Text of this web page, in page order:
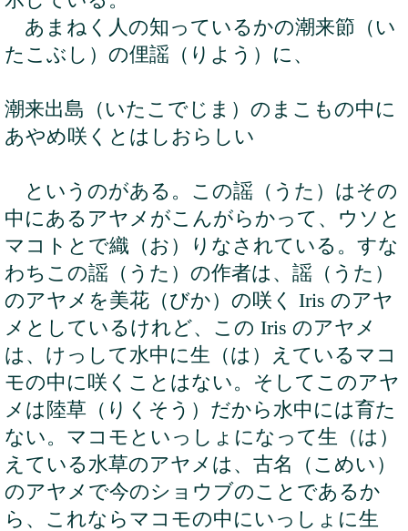
あまねく人の知っているかの潮来節（い
たこぶし）の俚謡（りよう）に、
潮来出島（いたこでじま）のまこもの中に
あやめ咲くとはしおらしい
というのがある。この謡（うた）はその
中にあるアヤメがこんがらかって、ウソと
マコトとで織（お）りなされている。すな
わちこの謡（うた）の作者は、謡（うた）
のアヤメを美花（びか）の咲く Iris のアヤ
メとしているけれど、この Iris のアヤメ
は、けっして水中に生（は）えているマコ
モの中に咲くことはない。そしてこのアヤ
メは陸草（りくそう）だから水中には育た
ない。マコモといっしょになって生（は）
えている水草のアヤメは、古名（こめい）
のアヤメで今のショウブのことであるか
ら、これならマコモの中にいっしょに生